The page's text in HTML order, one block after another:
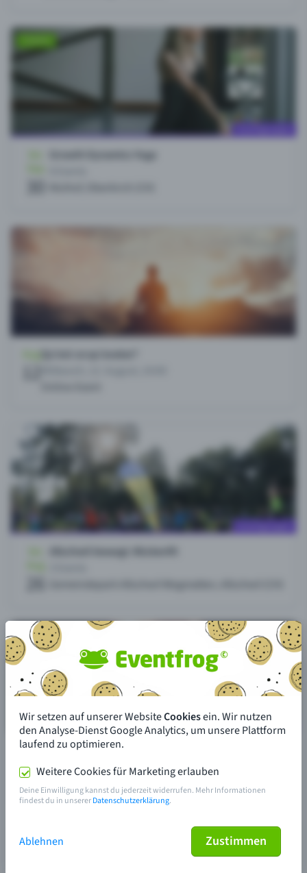
Wir setzen auf unserer WebsiteCookiesein. Wir nutzen
den Analyse-Dienst Google Analytics, um unsere Plattform
laufend zu optimieren.
Weitere Cookies für Marketing erlauben
Deine Einwilligung kannst du jederzeit widerrufen. Mehr Informationen
findest du in unsererDatenschutzerklärung.
Ablehnen Zustimmen